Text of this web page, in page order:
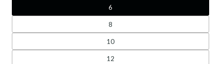
6
8
10
12